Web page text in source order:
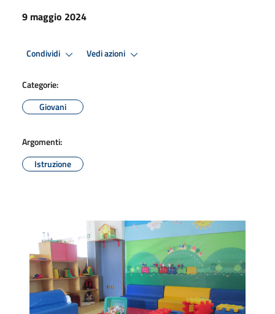
9 maggio 2024
Condividi Vedi azioni
Categorie:
Giovani
Argomenti:
Istruzione